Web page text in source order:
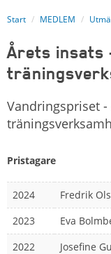
Start MEDLEM
Årets insats
Vandringspriset
Pristagare
2024
Fredrik
2023
Eva
2022
Josefine